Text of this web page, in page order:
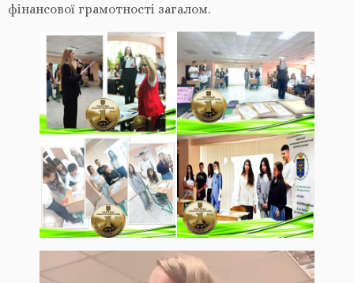
фінансової грамотності загалом.